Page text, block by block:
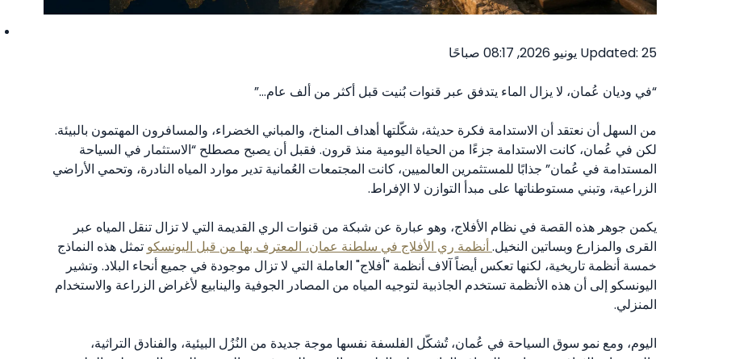
Updated: 25 يونيو 2026, 08:17 صباحًا
“في وديان عُمان، لا يزال الماء يتدفق عبر قنوات بُنيت قبل أكثر من ألف عام…”
من السهل أن نعتقد أن الاستدامة فكرة حديثة، شكّلتها أهداف المناخ، والمباني الخضراء، والمسافرون المهتمون بالبيئة.
لكن في عُمان، كانت الاستدامة جزءًا من الحياة اليومية منذ قرون. فقبل أن يصبح مصطلح “الاستثمار في السياحة
المستدامة في عُمان” جذابًا للمستثمرين العالميين، كانت المجتمعات العُمانية تدير موارد المياه النادرة، وتحمي الأراضي
الزراعية، وتبني مستوطناتها على مبدأ التوازن لا الإفراط.
يكمن جوهر هذه القصة في نظام الأفلاج، وهو عبارة عن شبكة من قنوات الري القديمة التي لا تزال تنقل المياه عبر
القرى والمزارع وبساتين النخيل.أنظمة ري الأفلاج في سلطنة عمان، المعترف بها من قبل اليونسكو تمثل هذه النماذج
خمسة أنظمة تاريخية، لكنها تعكس أيضاً آلاف أنظمة "أفلاج" العاملة التي لا تزال موجودة في جميع أنحاء البلاد. وتشير
اليونسكو إلى أن هذه الأنظمة تستخدم الجاذبية لتوجيه المياه من المصادر الجوفية والينابيع لأغراض الزراعة والاستخدام
المنزلي.
اليوم، ومع نمو سوق السياحة في عُمان، تُشكّل الفلسفة نفسها موجة جديدة من النُزُل البيئية، والفنادق التراثية،